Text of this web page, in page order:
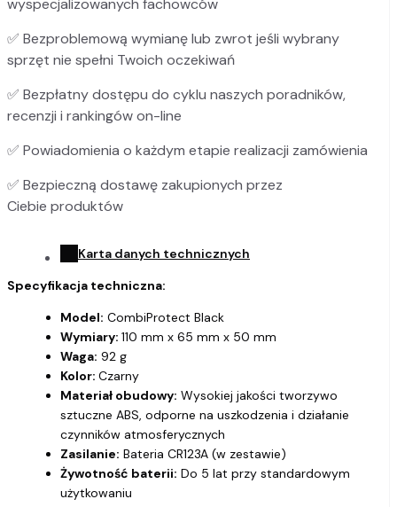
wyspecjalizowanych fachowców
✅ Bezproblemową wymianę lub zwrot jeśli wybrany
sprzęt nie spełni Twoich oczekiwań
✅ Bezpłatny dostępu do cyklu naszych poradników,
recenzji i rankingów on-line
✅ Powiadomienia o każdym etapie realizacji zamówienia
✅ Bezpieczną dostawę zakupionych przez
Ciebie produktów
Karta danych technicznych
Specyfikacja techniczna:
Model: CombiProtect Black
Wymiary: 110 mm x 65 mm x 50 mm
Waga: 92 g
Kolor: Czarny
Materiał obudowy: Wysokiej jakości tworzywo
sztuczne ABS, odporne na uszkodzenia i działanie
czynników atmosferycznych
Zasilanie: Bateria CR123A (w zestawie)
Żywotność baterii: Do 5 lat przy standardowym
użytkowaniu